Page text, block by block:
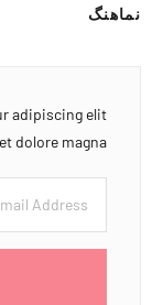
نماهنگ
adipiscing elit
dolore magna